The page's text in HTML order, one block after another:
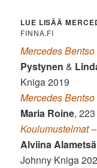
LUE LISÄÄ
FINNA.FI
Mercedes
Pystynen &
Kniga 2019
Mercedes
Maria Roine,
Koulumustelmat
Alviina Alametsä
Johnny Kniga